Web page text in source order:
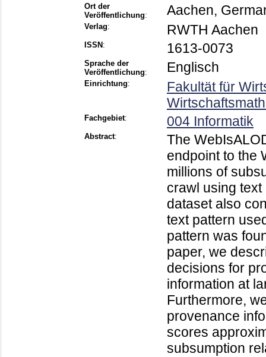
Ort der
Veröffentlichung: Aachen,
Verlag: RWTH Aachen
ISSN : 1613-0073
Sprache der
Veröffentlichung: Englisch
Einrichtung:
Fakultät für
Fachgebiet: 004 Informatik
Abstract:
The
endpoint to the
millions of
crawl using
dataset also
text pattern
pattern was
paper, we
decisions for
information at
Furthermore,
provenance
scores
subsumption